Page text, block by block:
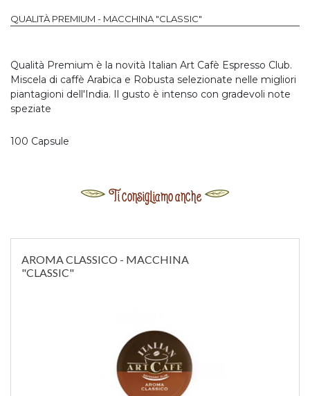
QUALITÀ PREMIUM - MACCHINA "CLASSIC"
Qualità Premium è la novità Italian Art Cafè Espresso Club.
Miscela di caffè Arabica e Robusta selezionate nelle migliori
piantagioni dell'India. Il gusto è intenso con gradevoli note
speziate
100 Capsule
Ti consigliamo anche
AROMA CLASSICO - MACCHINA
"CLASSIC"